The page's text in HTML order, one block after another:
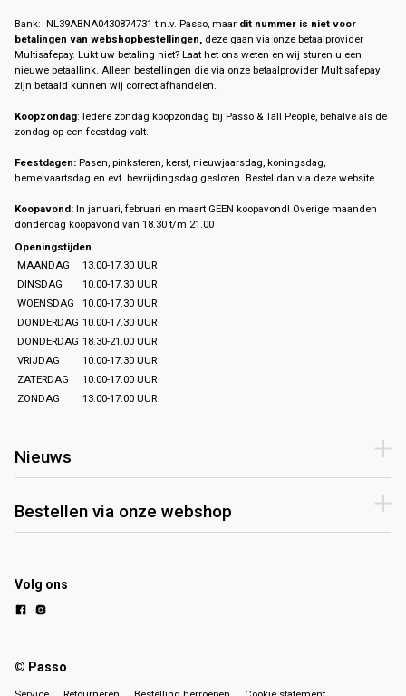
Bank: NL39ABNA0430874731 t.n.v. Passo, maar dit nummer is niet voor
betalingen van webshopbestellingen, deze gaan via onze betaalprovider
Multisafepay. Lukt uw betaling niet? Laat het ons weten en wij sturen u een
nieuwe betaallink. Alleen bestellingen die via onze betaalprovider Multisafepay
zijn betaald kunnen wij correct afhandelen.
Koopzondag: Iedere zondag koopzondag bij Passo & Tall People, behalve als de
zondag op een feestdag valt.
Feestdagen: Pasen, pinksteren, kerst, nieuwjaarsdag, koningsdag,
hemelvaartsdag en evt. bevrijdingsdag gesloten. Bestel dan via deze website.
Koopavond: In januari, februari en maart GEEN koopavond! Overige maanden
donderdag koopavond van 18.30 t/m 21.00
Openingstijden
MAANDAG
13.00-17.30 UUR
DINSDAG
10.00-17.30 UUR
WOENSDAG
10.00-17.30 UUR
DONDERDAG 10.00-17.30 UUR
DONDERDAG 18.30-21.00 UUR
VRIJDAG
10.00-17.30 UUR
ZATERDAG
10.00-17.00 UUR
ZONDAG
13.00-17.00 UUR
Nieuws
Bestellen via onze webshop
Volg ons
© Passo